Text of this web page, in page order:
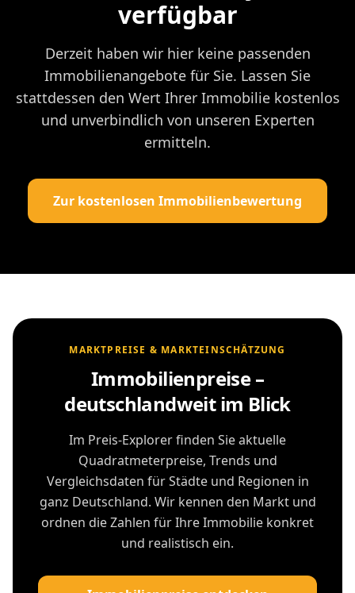
verfügbar
Derzeit haben wir hier keine passenden
Immobilienangebote für Sie. Lassen Sie
stattdessen den Wert Ihrer Immobilie kostenlos
und unverbindlich von unseren Experten
ermitteln.
Zur kostenlosen Immobilienbewertung
MARKTPREISE & MARKTEINSCHÄTZUNG
Immobilienpreise –
deutschlandweit im Blick
Im Preis-Explorer finden Sie aktuelle
Quadratmeterpreise, Trends und
Vergleichsdaten für Städte und Regionen in
ganz Deutschland. Wir kennen den Markt und
ordnen die Zahlen für Ihre Immobilie konkret
und realistisch ein.